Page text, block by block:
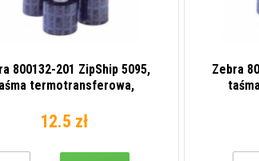
800132-201 ZipShip 5095,
termotransferowa,
12.5 zł
Zebra